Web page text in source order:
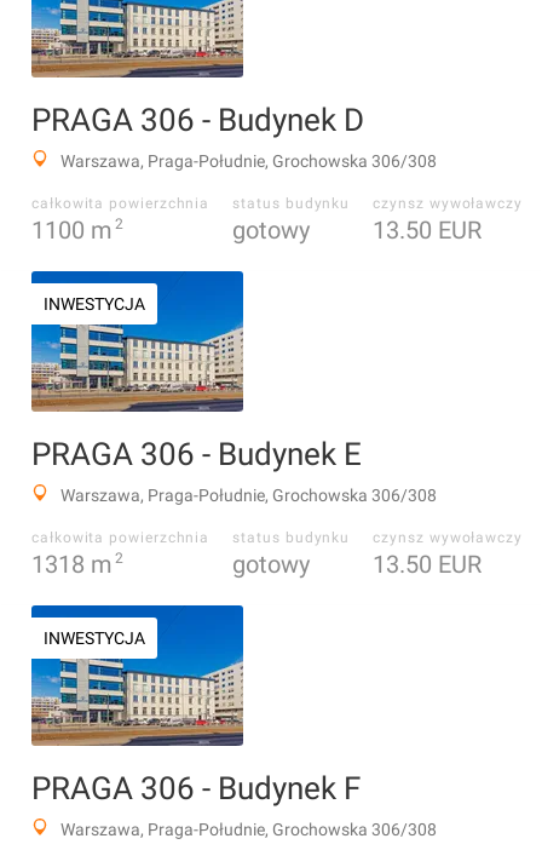
PRAGA 306 - Budynek D
Warszawa, Praga-Południe, Grochowska 306/308
całkowita powierzchnia
1100 m 2
status budynku
gotowy
czynsz wywoławczy
13.50 EUR
INWESTYCJA
PRAGA 306 - Budynek E
Warszawa, Praga-Południe, Grochowska 306/308
całkowita powierzchnia
1318 m 2
status budynku
gotowy
czynsz wywoławczy
13.50 EUR
INWESTYCJA
PRAGA 306 - Budynek F
Warszawa, Praga-Południe, Grochowska 306/308